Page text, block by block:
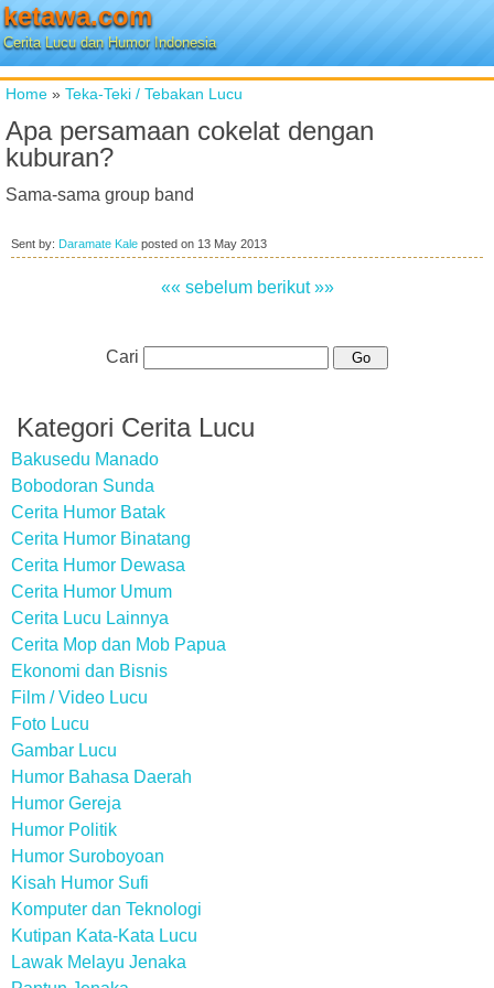
ketawa.com
Cerita Lucu dan Humor Indonesia
Home » Teka-Teki / Tebakan Lucu
Apa persamaan cokelat dengan
kuburan?
Sama-sama group band
Sent by: Daramate Kale posted on 13 May 2013
«« sebelum berikut »»
Cari
Kategori Cerita Lucu
Bakusedu Manado
Bobodoran Sunda
Cerita Humor Batak
Cerita Humor Binatang
Cerita Humor Dewasa
Cerita Humor Umum
Cerita Lucu Lainnya
Cerita Mop dan Mob Papua
Ekonomi dan Bisnis
Film / Video Lucu
Foto Lucu
Gambar Lucu
Humor Bahasa Daerah
Humor Gereja
Humor Politik
Humor Suroboyoan
Kisah Humor Sufi
Komputer dan Teknologi
Kutipan Kata-Kata Lucu
Lawak Melayu Jenaka